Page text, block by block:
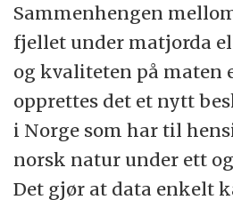
Sammenhengen
fjellet under matjorda
og kvaliteten på maten
opprettes det et nytt
i Norge som har til
norsk natur under ett
Det gjør at data enkelt